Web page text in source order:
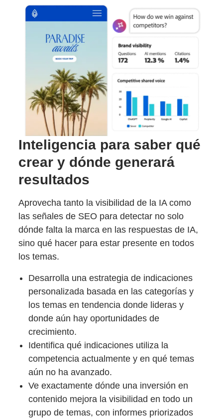
Inteligencia para saber qué
crear y dónde generará
resultados
Aprovecha tanto la visibilidad de la IA como
las señales de SEO para detectar no solo
dónde falta la marca en las respuestas de IA,
sino qué hacer para estar presente en todos
los temas.
Desarrolla una estrategia de indicaciones
personalizada basada en las categorías y
los temas en tendencia donde lideras y
donde aún hay oportunidades de
crecimiento.
Identifica qué indicaciones utiliza la
competencia actualmente y en qué temas
aún no ha avanzado.
Ve exactamente dónde una inversión en
contenido mejora la visibilidad en todo un
grupo de temas, con informes priorizados